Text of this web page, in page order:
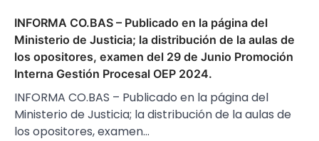
INFORMA CO.BAS – Publicado en la página del
Ministerio de Justicia; la distribución de la aulas de
los opositores, examen del 29 de Junio Promoción
Interna Gestión Procesal OEP 2024.
INFORMA CO.BAS – Publicado en la página del
Ministerio de Justicia; la distribución de la aulas de
los opositores, examen…